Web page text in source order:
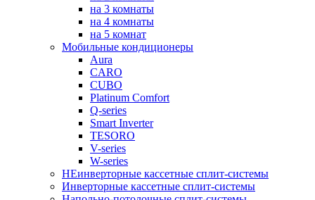
на 3 комнаты
на 4 комнаты
на 5 комнат
Мобильные кондиционеры
Aura
CARO
CUBO
Platinum Comfort
Q-series
Smart Inverter
TESORO
V-series
W-series
НЕинверторные кассетные сплит-системы
Инверторные кассетные сплит-системы